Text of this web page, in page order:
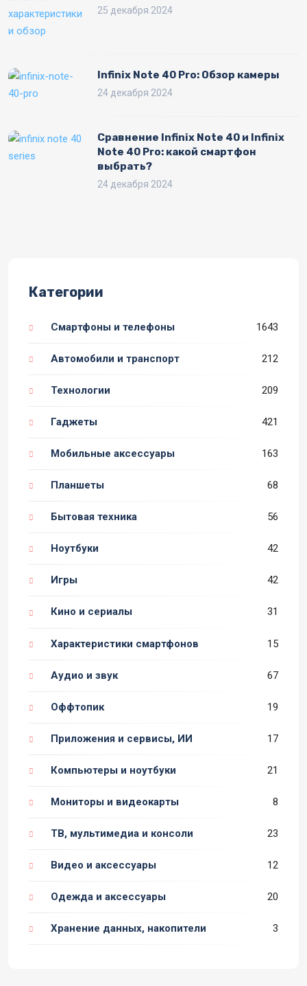
25 декабря 2024
Infinix Note 40 Pro: Обзор камеры
24 декабря 2024
Сравнение Infinix Note 40 и Infinix
Note 40 Pro: какой смартфон
выбрать?
24 декабря 2024
Категории
Смартфоны и телефоны 1643
Автомобили и транспорт 212
Технологии 209
Гаджеты 421
Мобильные аксессуары 163
Планшеты 68
Бытовая техника 56
Ноутбуки 42
Игры 42
Кино и сериалы 31
Характеристики смартфонов 15
Аудио и звук 67
Оффтопик 19
Приложения и сервисы, ИИ 17
Компьютеры и ноутбуки 21
Мониторы и видеокарты 8
ТВ, мультимедиа и консоли 23
Видео и аксессуары 12
Одежда и аксессуары 20
Хранение данных, накопители 3